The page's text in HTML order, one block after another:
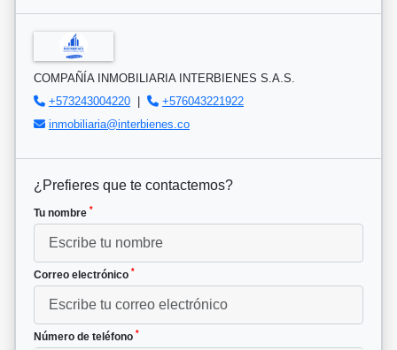
COMPAÑÍA INMOBILIARIA INTERBIENES S.A.S.
+573243004220 |
+576043221922
inmobiliaria@interbienes.co
¿Prefieres que te contactemos?
Tu nombre *
Correo electrónico *
Número de teléfono *